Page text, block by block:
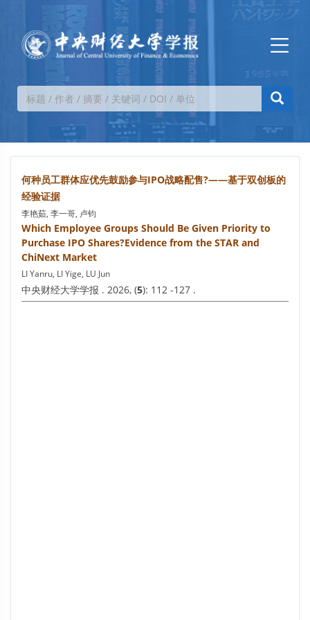
何种员工群体应优先鼓励参与IPO战略配售?——基于双创板的
经验证据
李艳茹, 李一哥, 卢钧
Which Employee Groups Should Be Given Priority to
Purchase IPO Shares?Evidence from the STAR and
ChiNext Market
LI Yanru, LI Yige, LU Jun
中央财经大学学报 . 2026, (5): 112 -127 .